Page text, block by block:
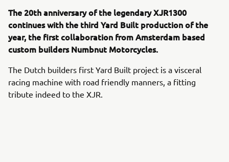
The 20th anniversary of the legendary XJR1300
continues with the third Yard Built production of the
year, the first collaboration from Amsterdam based
custom builders Numbnut Motorcycles.
The Dutch builders first Yard Built project is a visceral
racing machine with road friendly manners, a fitting
tribute indeed to the XJR.